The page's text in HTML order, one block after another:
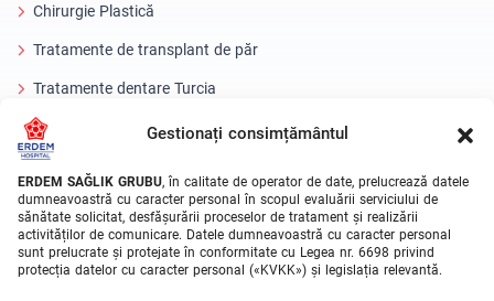
Gestionați consimțământul
ERDEM SAĞLIK GRUBU, în calitate de operator de date, prelucrează datele
dumneavoastră cu caracter personal în scopul evaluării serviciului de
sănătate solicitat, desfășurării proceselor de tratament și realizării
activităților de comunicare. Datele dumneavoastră cu caracter personal
sunt prelucrate și protejate în conformitate cu Legea nr. 6698 privind
protecția datelor cu caracter personal («KVKK») și legislația relevantă.
Chirurgie Plastică
Tratamente de transplant de păr
Tratamente dentare Turcia
Ochi cu laser
About Erdem
Despre noi
Unitati Medicale